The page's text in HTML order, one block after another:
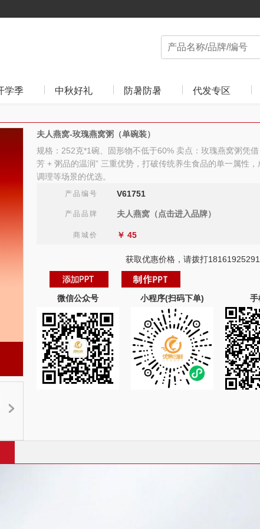
学季 中秋好礼 防暑防暑 代发专区
夫人燕窝-玫瑰燕窝粥（单碗装）
规格：252克*1碗、固形物不低于60% 卖点：玫瑰燕窝粥凭
芳 + 粥品的温润” 三重优势，打破传统养生食品的单一属性
调理等场景的优选。
产品编号 V61751
产品品牌 夫人燕窝（点击进入品牌）
商城价 ￥ 45
获取优惠价格，请拨打18161925291
微信公众号 小程序(扫码下单) 手